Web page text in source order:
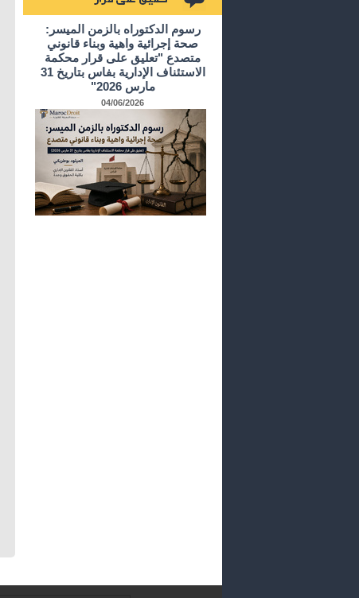
رسوم الدكتوراه بالزمن الميسر:
صحة إجرائية واهية وبناء قانوني
متصدع "تعليق على قرار محكمة
الاستئناف الإدارية بفاس بتاريخ 31
مارس 2026"
04/06/2026